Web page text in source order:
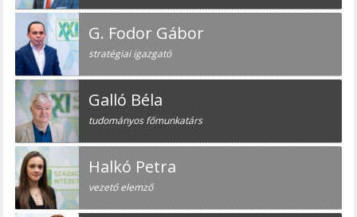
G. Fodor Gábor
stratégiai igazgató
Galló Béla
tudományos főmunkatárs
Halkó Petra
vezető elemző